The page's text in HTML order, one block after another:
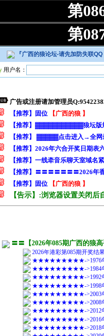
第
第
『广西的狼论坛-请先加防失联
用户名：
〓〓【2026年085期广西的狼
2026年港彩第085期开奖结
★★★★★★★★★->1976
★★★★★★★★★->1984
★★★★★★★★★->1992
★★★★★★★★★->1998
★★★★★★★★★->2003
★★★★★★★★★->2008
★★★★★★★★★->2012
★★★★★★★★★->2016
★★★★★★★★★->2018